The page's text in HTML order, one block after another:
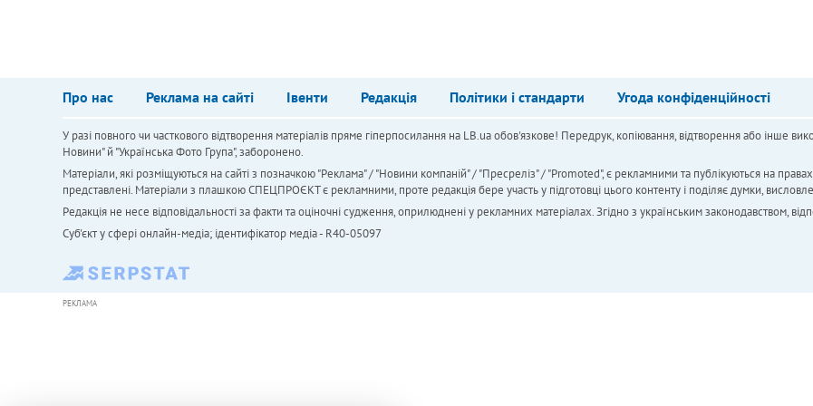
Про нас Реклама на сайті Івенти Редакція Політики і стандарти Угода конфіденційності
У разі повного чи часткового відтворення матеріалів пряме гіперпосилання на LB.ua обов'язкове! Передрук, копіювання, відтворення або інше
Новини" й "Українська Фото Група", заборонено.
Матеріали, які розміщуються на сайті з позначкою "Реклама" / "Новини компаній" / "Пресреліз" / "Promoted", є рекламними та публікуються на
представлені. Матеріали з плашкою СПЕЦПРОЄКТ є рекламними, проте редакція бере участь у підготовці цього контенту і поділяє думки,
Редакція не несе відповідальності за факти та оціночні судження, оприлюднені у рекламних матеріалах. Згідно з українським законодавством,
Cуб'єкт у сфері онлайн-медіа; ідентифікатор медіа - R40-05097
РЕКЛАМА